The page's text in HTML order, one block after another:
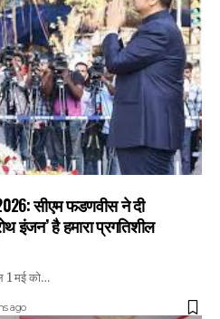
सीएम फडणवीस ने दी
इंजन’ है हमारा प्रगतिशील
1 मई को…
ago